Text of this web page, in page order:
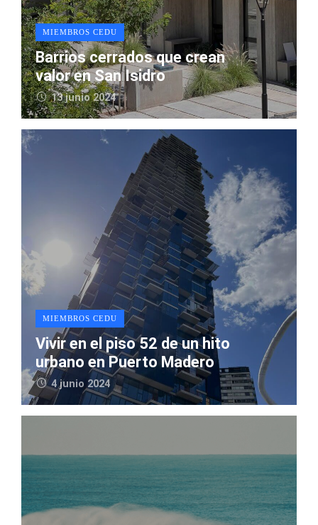
MIEMBROS CEDU
Barrios cerrados que crean
valor en San Isidro
13 junio 2024
MIEMBROS CEDU
Vivir en el piso 52 de un hito
urbano en Puerto Madero
4 junio 2024